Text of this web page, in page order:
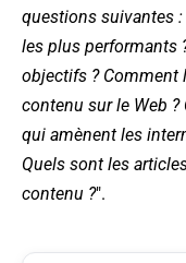
questions suivantes
les plus performants
objectifs ? Comment
contenu sur le Web
qui amènent les
Quels sont les
contenu ?".